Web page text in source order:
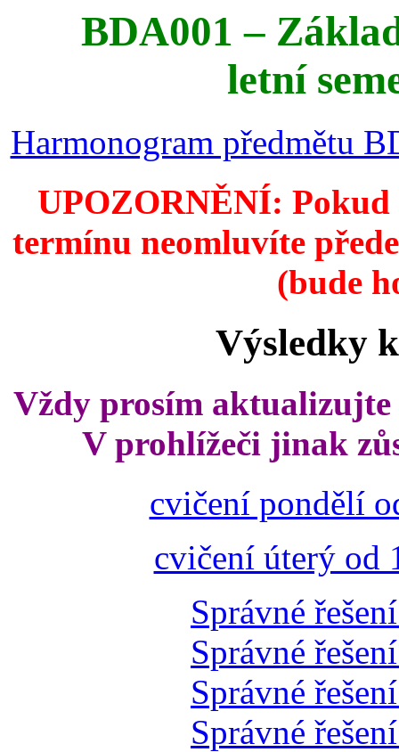
BDA001 ‒
letní
Harmonogram předmětu
UPOZORNĚNÍ: Pokud
termínu neomluvíte
(bude
Výsledky
Vždy prosím
V prohlížeči jinak
cvičení pondělí
cvičení úterý od
Správné
Správné
Správné
Správné